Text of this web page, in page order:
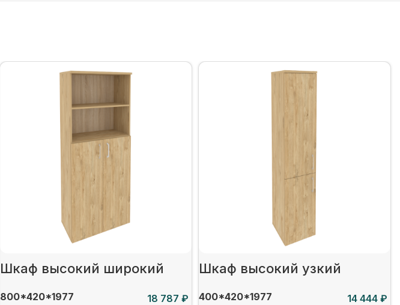
Шкаф высокий широкий
800*420*1977
₽
Шкаф высокий узкий
400*420*1977
₽